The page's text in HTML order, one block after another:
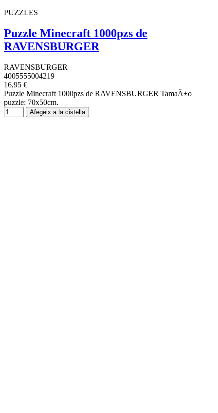
PUZZLES
Puzzle Minecraft 1000pzs de
RAVENSBURGER
RAVENSBURGER
4005555004219
16,95 €
Puzzle Minecraft 1000pzs de RAVENSBURGER TamaÃ±o
puzzle: 70x50cm.
Afegeix a la cistella